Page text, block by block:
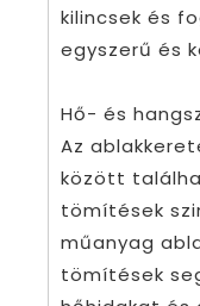
kilincsek és
egyszerű és
Hő- és
Az
között
tömítések
műanyag
tömítések